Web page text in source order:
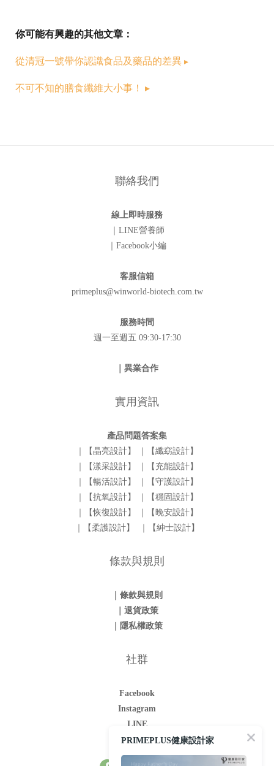
你可能有興趣的其他文章：
從清冠一號帶你認識食品及藥品的差異 ▸
不可不知的膳食纖維大小事！​ ▸
聯絡我們
線上即時服務
｜LINE營養師
｜Facebook小編
客服信箱
primeplus@winworld-biotech.com.tw
服務時間
週一至週五 09:30-17:30
｜異業合作
實用資訊
產品問題答案集
｜【晶亮設計】
｜【纖窈設計】
｜【漾采設計】
｜【充能設計】
｜【暢活設計】
｜【守護設計】
｜【抗氧設計】
｜【穩固設計】
｜【恢復設計】
｜【晚安設計】
｜【柔護設計】
｜【紳士設計】
條款與規則
｜條款與規則
｜退貨政策
｜隱私權政策
社群
Facebook
Instagram
LINE
Youtube
PRIMEPLUS健康設計家